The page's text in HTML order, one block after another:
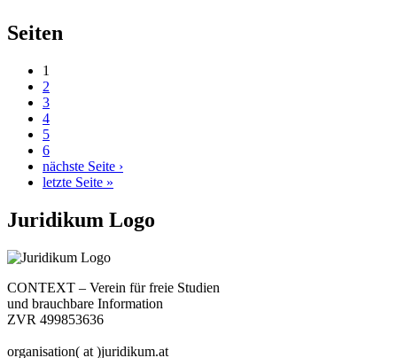
Seiten
1
2
3
4
5
6
nächste Seite ›
letzte Seite »
Juridikum Logo
CONTEXT – Verein für freie Studien
und brauchbare Information
ZVR 499853636
organisation( at )juridikum.at